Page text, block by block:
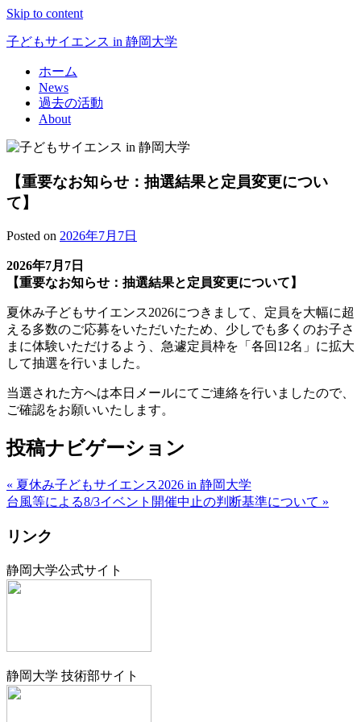
Skip to content
子どもサイエンス in 静岡大学
ホーム
News
過去の活動
About
【重要なお知らせ：抽選結果と定員変更につい
て】
Posted on 2026年7月7日
2026年7月7日
【重要なお知らせ：抽選結果と定員変更について】
夏休み子どもサイエンス2026につきまして、定員を大幅に超
える多数のご応募をいただいたため、少しでも多くのお子さ
まに体験いただけるよう、急遽定員枠を「各回12名」に拡大
して抽選を行いました。
当選された方へは本日メールにてご連絡を行いましたので、
ご確認をお願いいたします。
投稿ナビゲーション
« 夏休み子どもサイエンス2026 in 静岡大学
台⾵等による8/3イベント開催中⽌の判断基準について »
リンク
静岡大学公式サイト
静岡大学 技術部サイト